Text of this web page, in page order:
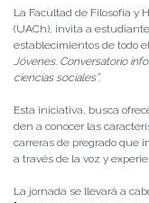
La Facultad de Filosofía y
(UACh), invita a
establecimientos de todo
Jóvenes. Conversatorio
ciencias sociales”.
Esta iniciativa, busca
den a conocer las
carreras de pregrado que
a través de la voz y
La jornada se llevará a